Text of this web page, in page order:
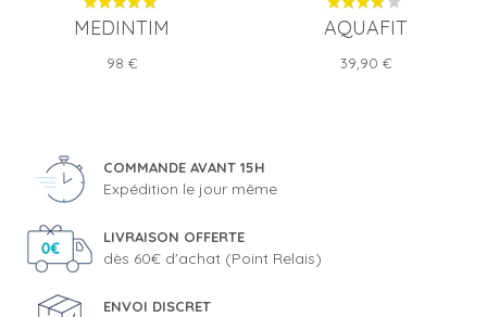
MEDINTIM
Prix
98 €
AQUAFIT
Prix
39,90 €
COMMANDE AVANT 15H
Expédition le jour même
LIVRAISON OFFERTE
dès 60€ d'achat (Point Relais)
ENVOI DISCRET